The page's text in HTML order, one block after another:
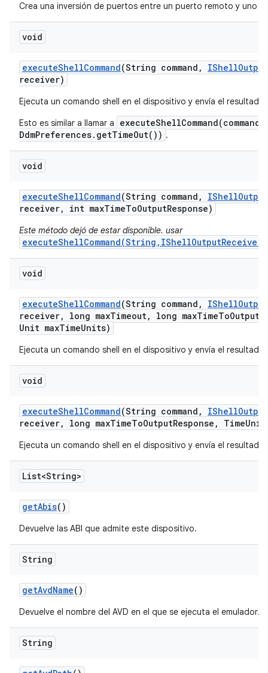
Crea una inversión de puertos entre un puerto remoto y uno
void
executeShellCommand(String command , IShellOutput
receiver)
Ejecuta un comando shell en el dispositivo y envía el
Esto es similar a llamar a
DdmPreferences.getTimeOut()) .
void
executeShellCommand(String command , IShellOutput
receiver, int maxTimeToOutputResponse)
Este método dejó de estar disponible. usar
void
executeShellCommand(String command , IShellOutput
receiver, long maxTimeout, long maxTimeToOutput
Unit maxTimeUnits)
Ejecuta un comando shell en el dispositivo y envía el
void
executeShellCommand(String command , IShellOutput
receiver, long maxTimeToOutputResponse , TimeUnit
Ejecuta un comando shell en el dispositivo y envía el
List<String>
getAbis()
Devuelve las ABI que admite este dispositivo.
String
getAvdName()
Devuelve el nombre del AVD en el que se ejecuta el emulador.
String